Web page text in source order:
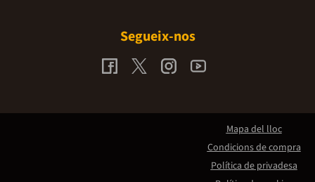
Segueix-nos
Mapa del lloc
Condicions de compra
Política de privadesa